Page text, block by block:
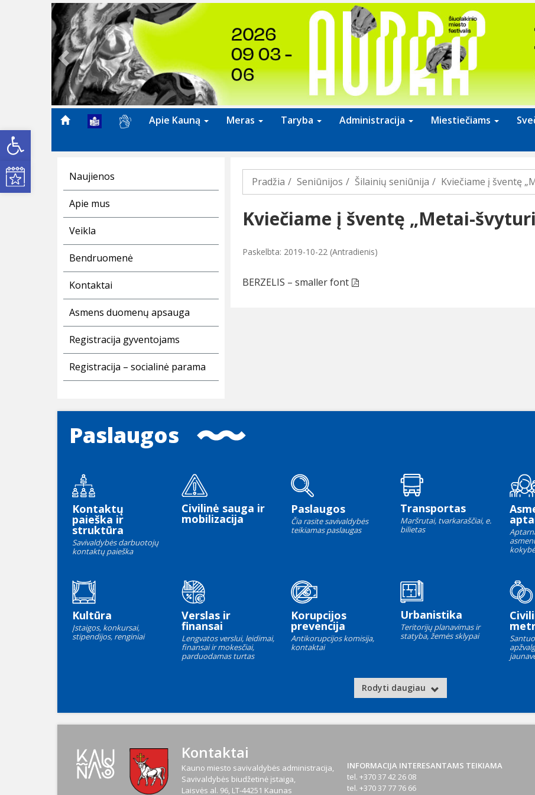
Open toolbar
Kultūros renginiai
Previous
Apie Kauną Meras Taryba Administracija Miestiečiams
Naujienos
Apie mus
Veikla
Bendruomenė
Kontaktai
Asmens duomenų apsauga
Registracija gyventojams
Registracija – socialinė parama
Pradžia Seniūnijos Šilainių seniūnija Kviečiame į šventę
Kviečiame į šventę „Metai-
Paskelbta: 2019-10-22 (Antradienis)
BERZELIS – smaller font
Paslaugos
Kontaktų
paieška ir
struktūra
Savivaldybės darbuotojų
kontaktų paieška
Civilinė sauga ir
mobilizacija
Paslaugos
Čia rasite savivaldybės
teikiamas paslaugas
Transportas
Maršrutai, tvarkaraščiai, e.
bilietas
Kultūra
Įstaigos, konkursai,
stipendijos, renginiai
Verslas ir
finansai
Lengvatos verslui, leidimai,
finansai ir mokesčiai,
parduodamas turtas
Korupcijos
prevencija
Antikorupcijos komisija,
kontaktai
Urbanistika
Teritorijų planavimas ir
statyba, žemės sklypai
Rodyti daugiau
Kontaktai
Kauno miesto savivaldybės administracija,
Savivaldybės biudžetinė įstaiga,
Laisvės al. 96, LT-44251 Kaunas
INFORMACIJA INTERESANTAMS TEIKIAMA
tel. +370 37 42 26 08
tel. +370 37 77 76 66